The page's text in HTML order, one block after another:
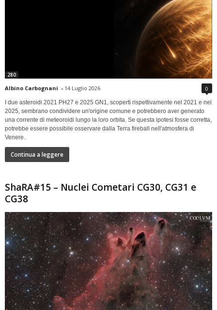
280
Albino Carbognani - 14 Luglio 2026 0
I due asteroidi 2021 PH27 e 2025 GN1, scoperti rispettivamente nel 2021 e nel
2025, sembrano condividere un'origine comune e potrebbero aver generato
una corrente di meteoroidi lungo la loro orbita. Se questa ipotesi fosse corretta,
potrebbe essere possibile osservare dalla Terra fireball nell'atmosfera di
Venere.
Continua a leggere
ShaRA#15 – Nuclei Cometari CG30, CG31 e
CG38